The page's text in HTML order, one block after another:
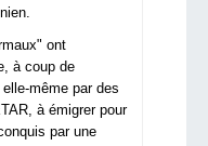
ont
à coup de
même par des
à émigrer pour
par une